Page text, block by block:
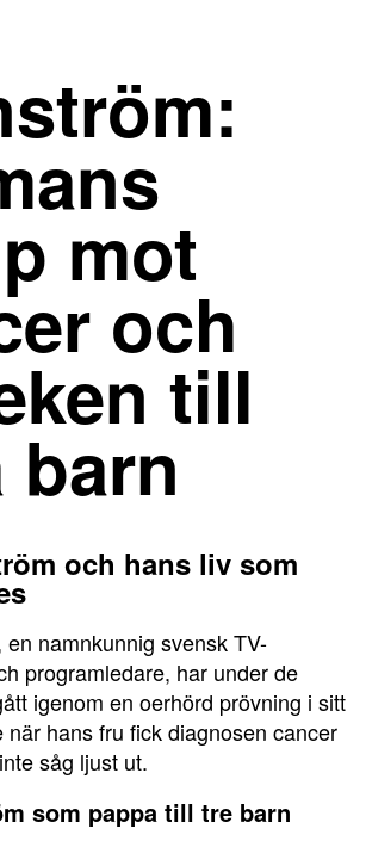
mot
och
till
barn
och hans liv som
en namnkunnig svensk TV-
programledare, har under de
igenom en oerhörd prövning i sitt
när hans fru fick diagnosen cancer
såg ljust ut.
som pappa till tre barn